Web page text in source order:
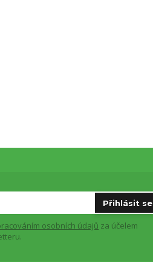
Přihlásit se
osobních údajů za účelem